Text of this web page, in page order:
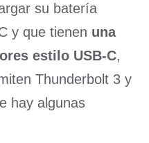
su batería
y que tienen una
estilo USB-C,
Thunderbolt 3 y
hay algunas